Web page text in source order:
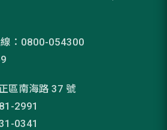
：0800-054300
區南海路 37 號
2991
0341